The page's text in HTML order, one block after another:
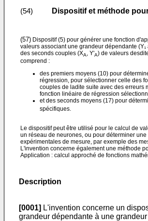
(54) Dispositif et méthode
(57) Dispositif (5) pour générer une fonction
valeurs associant une grandeur dépendante
des seconds couples (XA, Y'A) de valeurs
comprend :
des premiers moyens (10) pour
régression, pour sélectionner celle des
couples de ladite suite avec des erreurs
fonction linéaire de régression
et des seconds moyens (17) pour
spécifiques.
Le dispositif peut être utilisé pour le calcul de
un réseau de neurones, ou pour déterminer
expérimentales de mesure, par exemple des
L'invention concerne également une méthode
Application : calcul approché de fonctions
Description
[0001] L'invention concerne un
grandeur dépendante à une